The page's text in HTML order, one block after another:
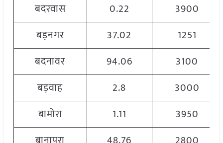
बदरवास
0.22
3900
बड़नगर
37.02
1251
बदनावर
94.06
3100
बड़वाह
2.8
3000
बामोरा
1.11
3950